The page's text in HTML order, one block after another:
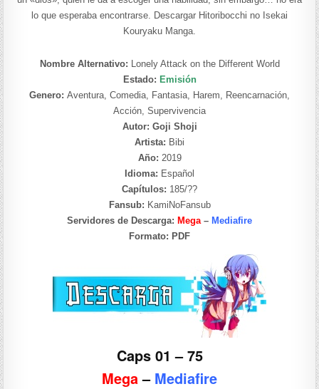
lo que esperaba encontrarse. Descargar Hitoribocchi no Isekai
Kouryaku Manga.
Nombre Alternativo: Lonely Attack on the Different World
Estado: Emisión
Genero: Aventura, Comedia, Fantasia, Harem, Reencarnación,
Acción, Supervivencia
Autor: Goji Shoji
Artista: Bibi
Año: 2019
Idioma: Español
Capítulos: 185/??
Fansub: KamiNoFansub
Servidores de Descarga: Mega– Mediafire
Formato: PDF
Caps 01 – 75
Mega– Mediafire